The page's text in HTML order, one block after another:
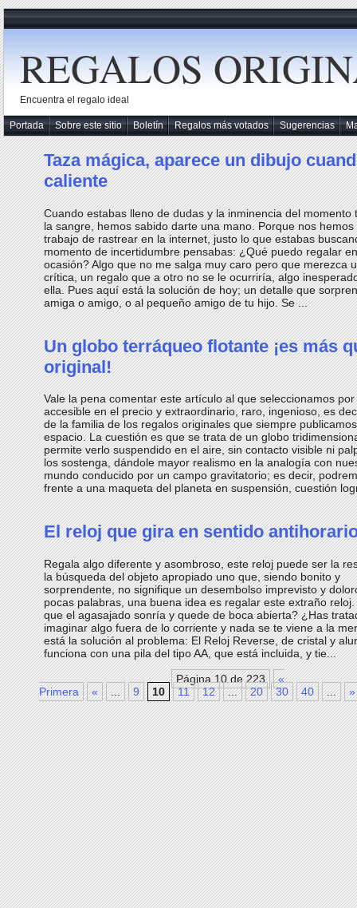
REGALOS
Encuentra el regalo ideal
Portada Sobre este sitio Boletín Regalos más votados Sugerencias
Taza mágica, aparece un dibujo
caliente
Cuando estabas lleno de dudas y la inminencia del momento
la sangre, hemos sabido darte una mano. Porque nos hemos
trabajo de rastrear en la internet, justo lo que estabas
momento de incertidumbre pensabas: ¿Qué puedo regalar
ocasión? Algo que no me salga muy caro pero que merezca
crítica, un regalo que a otro no se le ocurriría, algo
ella. Pues aquí está la solución de hoy; un detalle que
amiga o amigo, o al pequeño amigo de tu hijo. Se ...
Un globo terráqueo flotante ¡es más
original!
Vale la pena comentar este artículo al que seleccionamos por
accesible en el precio y extraordinario, raro, ingenioso, es
de la familia de los regalos originales que siempre
espacio. La cuestión es que se trata de un globo
permite verlo suspendido en el aire, sin contacto visible ni
los sostenga, dándole mayor realismo en la analogía con
mundo conducido por un campo gravitatorio; es decir,
frente a una maqueta del planeta en suspensión, cuestión
El reloj que gira en sentido
Regala algo diferente y asombroso, este reloj puede ser la
la búsqueda del objeto apropiado uno que, siendo bonito y
sorprendente, no signifique un desembolso imprevisto y
pocas palabras, una buena idea es regalar este extraño
que el agasajado sonría y quede de boca abierta? ¿Has
imaginar algo fuera de lo corriente y nada se te viene a la
está la solución al problema: El Reloj Reverse, de cristal y
funciona con una pila del tipo AA, que está incluida, y tie...
Página 10 de 223
«
Primera
« ... 9 10 11 12 ... 20 30 40 ... »